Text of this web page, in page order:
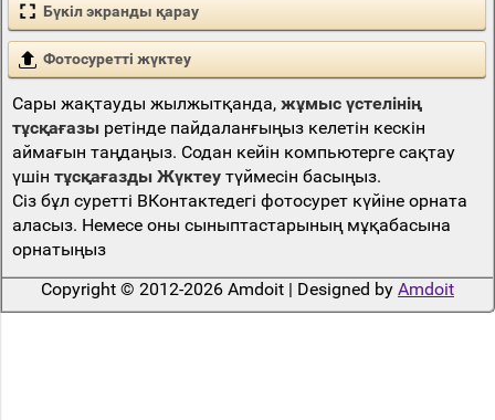
Бүкіл экранды қарау
Фотосуретті жүктеу
Сары жақтауды жылжытқанда, жұмыс үстелінің
тұсқағазыретінде пайдаланғыңыз келетін кескін
аймағын таңдаңыз. Содан кейін компьютерге сақтау
үшін тұсқағазды Жүктеутүймесін басыңыз.
Сіз бұл суретті ВКонтактедегі фотосурет күйіне орната
аласыз. Немесе оны сыныптастарының мұқабасына
орнатыңыз
Copyright © 2012-2026 Amdoit | Designed by Amdoit